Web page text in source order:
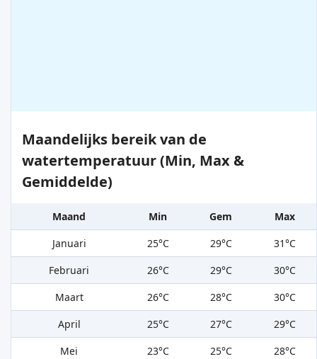
Maandelijks bereik van de
watertemperatuur (Min, Max &
Gemiddelde)
Maand Min Gem
Max
Januari
25°C 29°C
31°C
Februari
26°C 29°C
30°C
Maart
26°C 28°C
30°C
April
25°C 27°C
29°C
Mei
23°C 25°C
28°C